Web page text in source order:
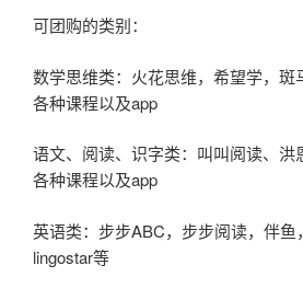
可团购的类别：
数学思维类：火花思维，希望学，斑
各种课程以及app
语文、阅读、识字类：叫叫阅读、洪
各种课程以及app
英语类：步步ABC，步步阅读，伴鱼
lingostar等